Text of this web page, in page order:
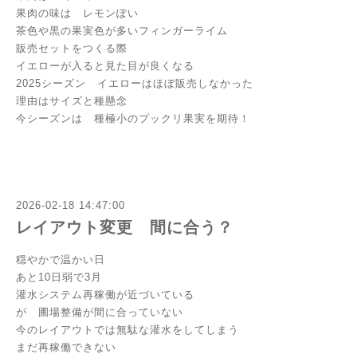
果肉の味は レモンぽい
茶色や黒の果実色が多いフィンガーライム
販売セットをつくる際
イエローが入ると見た目が良くなる
2025シーズン イエローはほぼ販売しなかった
理由はサイズと種懸念
今シーズンは 種極小のプックリ果実を期待！
2026-02-18 14:47:00
レイアウト変更 間に合う？
穏やかで温かい日
あと10日弱で3月
灌水システム再稼働が近づいている
が 圃場整備が間に合っていない
今のレイアウトでは無駄な灌水をしてしまう
まだ再稼働できない